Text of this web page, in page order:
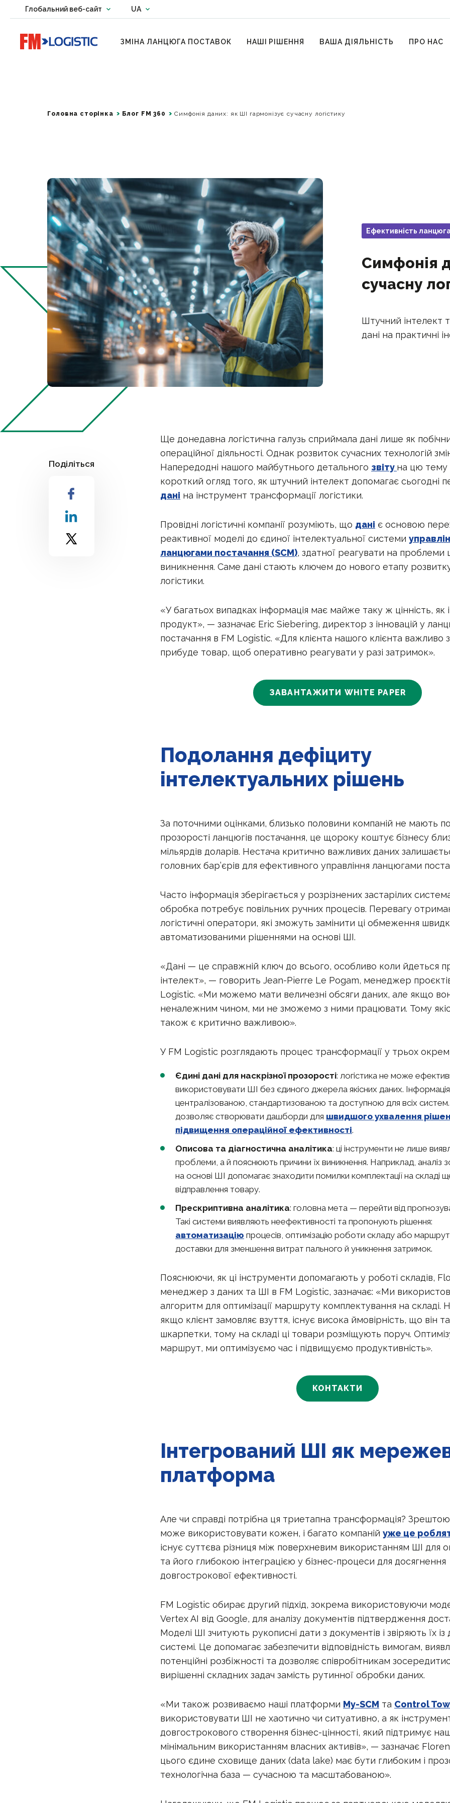
Глобальний веб-сайт Change country website
UA
Change language
Go to home page
ЗМІНА ЛАНЦЮГА ПОСТАВОК НАШІ РІШЕННЯ ВАША ДІЯЛЬНІСТЬ ПРО НАС
Головна сторінка Блог FM 360 Симфонія даних: як ШІ гармонізує сучасну логістику
Ефективність
Симфонія
сучасну
Штучний інтелект
дані на практичні
Поділіться
Ще донедавна логістична галузь сприймала дані лише як
операційної діяльності. Однак розвиток сучасних технологій
Напередодні нашого майбутнього детального звіту на цю тему
короткий огляд того, як штучний інтелект допомагає сьогодні
дані на інструмент трансформації логістики.
Провідні логістичні компанії розуміють, що дані є основою
реактивної моделі до єдиної інтелектуальної системи
ланцюгами постачання (SCM), здатної реагувати на проблеми
виникнення. Саме дані стають ключем до нового етапу
логістики.
«У багатьох випадках інформація має майже таку ж цінність, як
продукт», — зазначає Eric Siebering, директор з інновацій у
постачання в FM Logistic. «Для клієнта нашого клієнта важливо
прибуде товар, щоб оперативно реагувати у разі затримок».
ЗАВАНТАЖИТИ WHITE PAPER
Подолання дефіциту
інтелектуальних рішень
За поточними оцінками, близько половини компаній не мають
прозорості ланцюгів постачання, це щороку коштує бізнесу
мільярдів доларів. Нестача критично важливих даних
головних бар’єрів для ефективного управління ланцюгами
Часто інформація зберігається у розрізнених застарілих
обробка потребує повільних ручних процесів. Перевагу
логістичні оператори, які зможуть замінити ці обмеження
автоматизованими рішеннями на основі ШІ.
«Дані — це справжній ключ до всього, особливо коли йдеться
інтелект», — говорить Jean-Pierre Le Pogam, менеджер
Logistic. «Ми можемо мати величезні обсяги даних, але якщо
неналежним чином, ми не зможемо з ними працювати. Тому
також є критично важливою».
У FM Logistic розглядають процес трансформації у трьох
Єдині дані для наскрізної прозорості: логістика не може
використовувати ШІ без єдиного джерела якісних даних.
централізованою, стандартизованою та доступною для всіх
дозволяє створювати дашборди для швидшого ухвалення
підвищення операційної ефективності.
Описова та діагностична аналітика: ці інструменти не лише
проблеми, а й пояснюють причини їх виникнення. Наприклад, аналіз
на основі ШІ допомагає знаходити помилки комплектації на складі
відправлення товару.
Прескриптивна аналітика: головна мета — перейти від
Такі системи виявляють неефективності та пропонують рішення:
автоматизацію процесів, оптимізацію роботи складу або
доставки для зменшення витрат пального й уникнення затримок.
Пояснюючи, як ці інструменти допомагають у роботі складів,
менеджер з даних та ШІ в FM Logistic, зазначає: «Ми
алгоритм для оптимізації маршруту комплектування на складі.
якщо клієнт замовляє взуття, існує висока ймовірність, що він
шкарпетки, тому на складі ці товари розміщують поруч.
маршрут, ми оптимізуємо час і підвищуємо продуктивність».
КОНТАКТИ
Інтегрований ШІ як
платформа
Але чи справді потрібна ця триетапна трансформація?
може використовувати кожен, і багато компанійуже це
існує суттєва різниця між поверхневим використанням ШІ для
та його глибокою інтеграцією у бізнес-процеси для досягнення
довгострокової ефективності.
FM Logistic обирає другий підхід, зокрема використовуючи
Vertex AI від Google, для аналізу документів підтвердження
Моделі ШІ зчитують рукописні дати з документів і звіряють їх
системі. Це допомагає забезпечити відповідність вимогам,
потенційні розбіжності та дозволяє співробітникам
вирішенні складних задач замість рутинної обробки даних.
«Ми також розвиваємо наші платформи My-SCM та Control
використовувати ШІ не хаотично чи ситуативно, а як
довгострокового створення бізнес-цінності, який підтримує
мінімальним використанням власних активів», — зазначає
цього єдине сховище даних (data lake) має бути глибоким і
технологічна база — сучасною та масштабованою».